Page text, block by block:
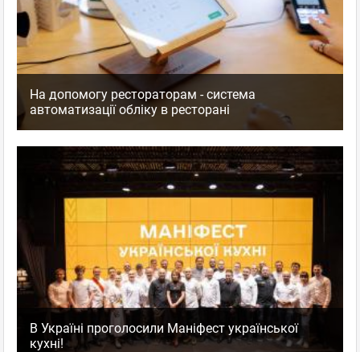
На допомогу рестораторам - система
автоматизації обліку в ресторані
В Україні проголосили Маніфест української
кухні!